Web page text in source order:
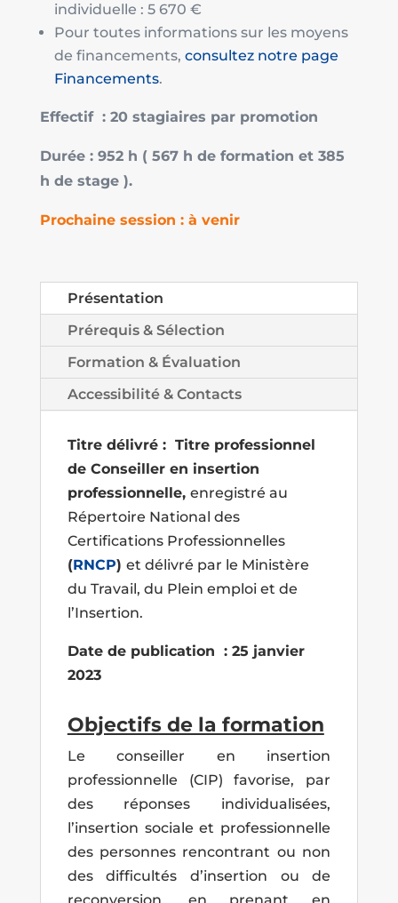
individuelle : 5 670 €
Pour toutes informations sur les moyens
de financements, consultez notre page
Financements.
Effectif : 20 stagiaires par promotion
Durée : 952 h ( 567 h de formation et 385
h de stage ).
Prochaine session : à venir
Présentation
Prérequis & Sélection
Formation & Évaluation
Accessibilité & Contacts
Titre délivré : Titre professionnel
de Conseiller en insertion
professionnelle, enregistré au
Répertoire National des
Certifications Professionnelles
(RNCP) et délivré par le Ministère
du Travail, du Plein emploi et de
l’Insertion.
Date de publication : 25 janvier
2023
Objectifs de la formation
Le conseiller en insertion
professionnelle (CIP) favorise, par
des réponses individualisées,
l’insertion sociale et professionnelle
des personnes rencontrant ou non
des difficultés d’insertion ou de